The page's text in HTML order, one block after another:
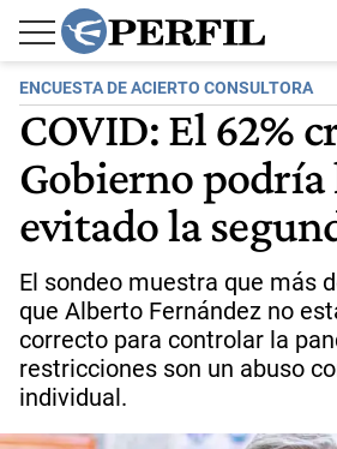
ENCUESTA DE ACIERTO CONSULTORA
COVID: El 62%
Gobierno podría
evitado la
El sondeo muestra que más
que Alberto Fernández no
correcto para controlar la
restricciones son un abuso
individual.